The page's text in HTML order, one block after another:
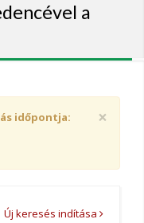
a
×
időpontja:
Új keresés indítása